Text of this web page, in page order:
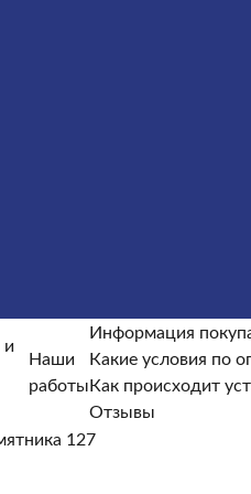
и
Наши
работы
Информация
Какие условия по
Как происходит
Отзывы
127